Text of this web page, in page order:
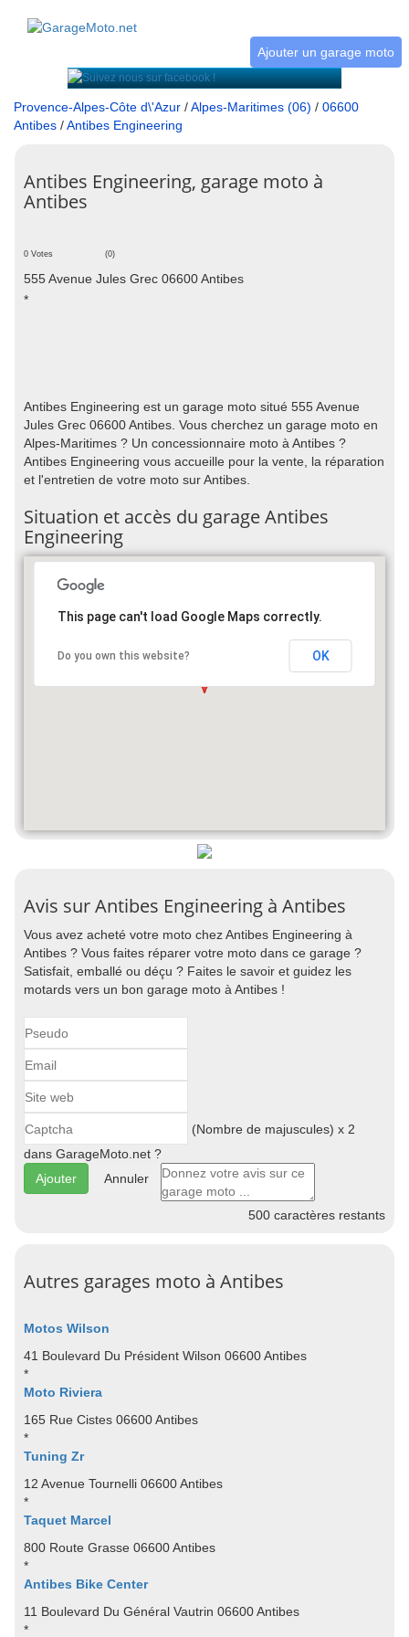
Ajouter un garage moto
Provence-Alpes-Côte d\'Azur /Alpes-Maritimes (06) / 06600
Antibes /Antibes Engineering
Antibes Engineering, garage moto à
Antibes
0 Votes (0)
555 Avenue Jules Grec 06600 Antibes
*
Antibes Engineering est un garage moto situé 555 Avenue
Jules Grec 06600 Antibes. Vous cherchez un garage moto en
Alpes-Maritimes ? Un concessionnaire moto à Antibes ?
Antibes Engineering vous accueille pour la vente, la réparation
et l'entretien de votre moto sur Antibes.
Situation et accès du garage Antibes
Engineering
This page can't load Google Maps correctly.
Do you own this website? OK
Avis sur Antibes Engineering à Antibes
Vous avez acheté votre moto chez Antibes Engineering à
Antibes ? Vous faites réparer votre moto dans ce garage ?
Satisfait, emballé ou déçu ? Faites le savoir et guidez les
motards vers un bon garage moto à Antibes !
(Nombre de majuscules) x 2
dans GarageMoto.net ?
Annuler
500 caractères restants
Autres garages moto à Antibes
Motos Wilson
41 Boulevard Du Président Wilson 06600 Antibes
*
Moto Riviera
165 Rue Cistes 06600 Antibes
*
Tuning Zr
12 Avenue Tournelli 06600 Antibes
*
Taquet Marcel
800 Route Grasse 06600 Antibes
*
Antibes Bike Center
11 Boulevard Du Général Vautrin 06600 Antibes
*